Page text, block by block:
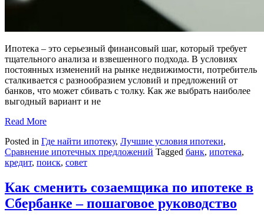
Ипотека – это серьезный финансовый шаг, который требует
тщательного анализа и взвешенного подхода. В условиях
постоянных изменений на рынке недвижимости, потребитель
сталкивается с разнообразием условий и предложений от
банков, что может сбивать с толку. Как же выбрать наиболее
выгодный вариант и не
Read More
Posted in Где найти ипотеку, Лучшие условия ипотеки,
Сравнение ипотечных предложений Tagged банк, ипотека,
кредит, поиск, совет
Как сменить созаемщика по ипотеке в
Сбербанке – пошаговое руководство